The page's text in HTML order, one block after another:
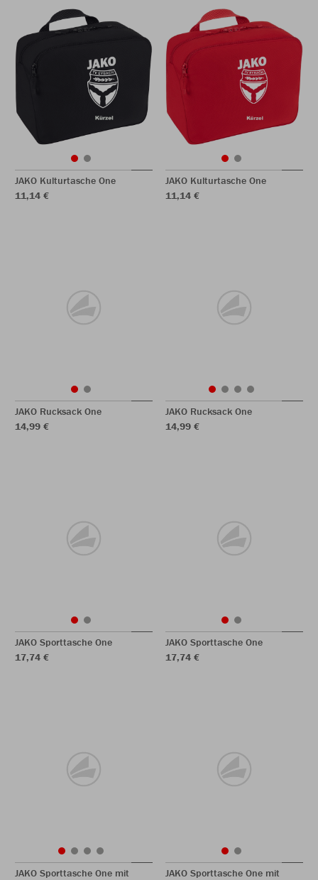
JAKO Kulturtasche One
11,14 €
JAKO Kulturtasche One
11,14 €
JAKO Rucksack One
14,99 €
JAKO Rucksack One
14,99 €
JAKO Sporttasche One
17,74 €
JAKO Sporttasche One
17,74 €
JAKO Sporttasche One mit JAKO Sporttasche One mit